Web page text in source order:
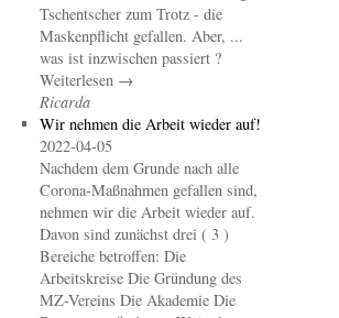
Tschentscher zum Trotz - die
Maskenpflicht gefallen. Aber, ...
was ist inzwischen passiert ?
Weiterlesen →
Ricarda
Wir nehmen die Arbeit wieder auf!
2022-04-05
Nachdem dem Grunde nach alle
Corona-Maßnahmen gefallen sind,
nehmen wir die Arbeit wieder auf.
Davon sind zunächst drei ( 3 )
Bereiche betroffen: Die
Arbeitskreise Die Gründung des
MZ-Vereins Die Akademie Die